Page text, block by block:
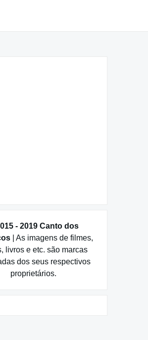
- 2019 Canto dos
| As imagens de filmes,
livros e etc. são marcas
dos seus respectivos
proprietários.